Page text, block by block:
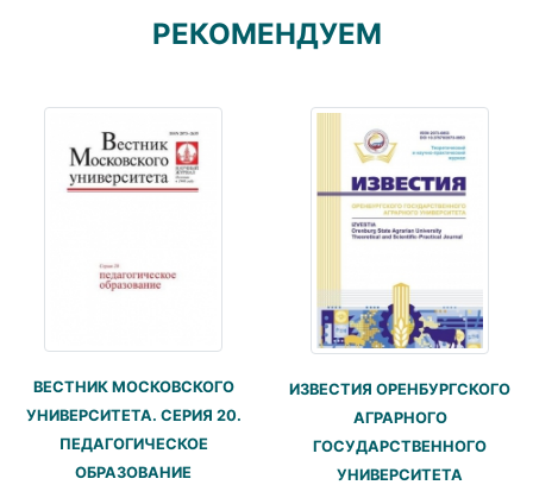
РЕКОМЕНДУЕМ
ВЕСТНИК МОСКОВСКОГО
УНИВЕРСИТЕТА. СЕРИЯ 20.
ПЕДАГОГИЧЕСКОЕ
ОБРАЗОВАНИЕ
ИЗВЕСТИЯ ОРЕНБУРГСКОГО
АГРАРНОГО
ГОСУДАРСТВЕННОГО
УНИВЕРСИТЕТА